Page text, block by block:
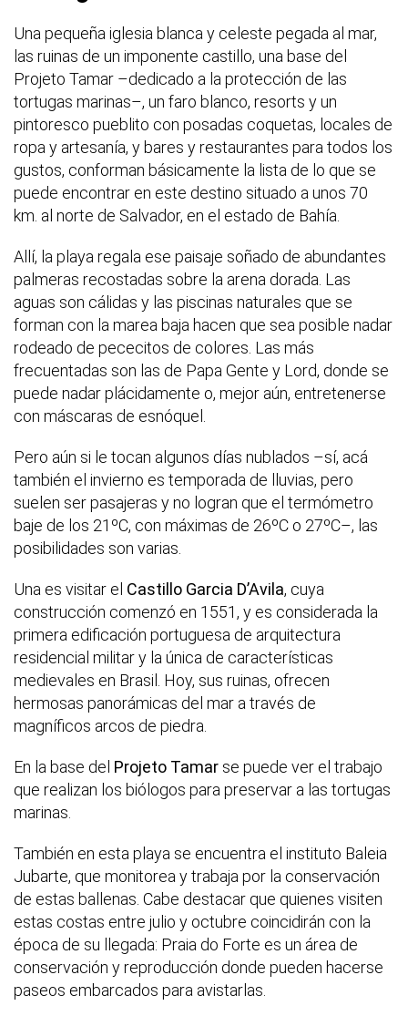
Una pequeña iglesia blanca y celeste pegada al mar,
las ruinas de un imponente castillo, una base del
Projeto Tamar –dedicado a la protección de las
tortugas marinas–, un faro blanco, resorts y un
pintoresco pueblito con posadas coquetas, locales de
ropa y artesanía, y bares y restaurantes para todos los
gustos, conforman básicamente la lista de lo que se
puede encontrar en este destino situado a unos 70
km. al norte de Salvador, en el estado de Bahía.
Allí, la playa regala ese paisaje soñado de abundantes
palmeras recostadas sobre la arena dorada. Las
aguas son cálidas y las piscinas naturales que se
forman con la marea baja hacen que sea posible nadar
rodeado de pececitos de colores. Las más
frecuentadas son las de Papa Gente y Lord, donde se
puede nadar plácidamente o, mejor aún, entretenerse
con máscaras de esnóquel.
Pero aún si le tocan algunos días nublados –sí, acá
también el invierno es temporada de lluvias, pero
suelen ser pasajeras y no logran que el termómetro
baje de los 21ºC, con máximas de 26ºC o 27ºC–, las
posibilidades son varias.
Una es visitar el Castillo Garcia D’Avila, cuya
construcción comenzó en 1551, y es considerada la
primera edificación portuguesa de arquitectura
residencial militar y la única de características
medievales en Brasil. Hoy, sus ruinas, ofrecen
hermosas panorámicas del mar a través de
magníficos arcos de piedra.
En la base del Projeto Tamar se puede ver el trabajo
que realizan los biólogos para preservar a las tortugas
marinas.
También en esta playa se encuentra el instituto Baleia
Jubarte, que monitorea y trabaja por la conservación
de estas ballenas. Cabe destacar que quienes visiten
estas costas entre julio y octubre coincidirán con la
época de su llegada: Praia do Forte es un área de
conservación y reproducción donde pueden hacerse
paseos embarcados para avistarlas.